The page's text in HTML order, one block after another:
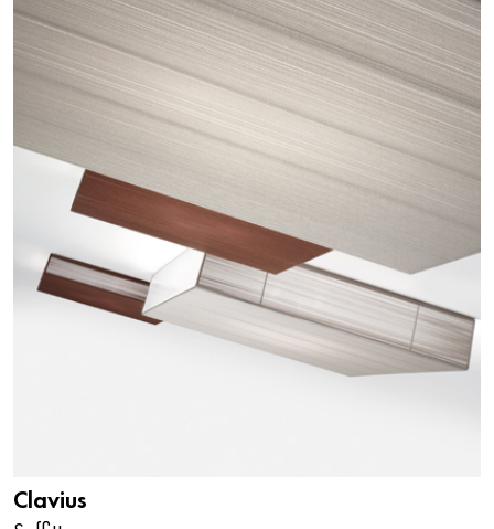
Clavius